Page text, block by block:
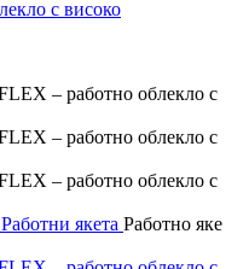
Работни якета Работно яке